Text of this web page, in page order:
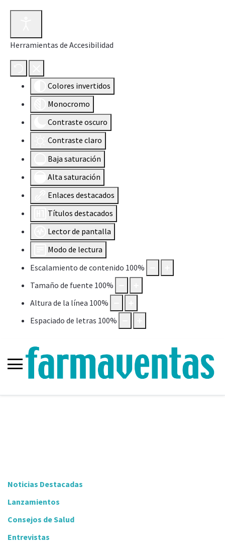
Herramientas de Accesibilidad
Colores invertidos
Monocromo
Contraste oscuro
Contraste claro
Baja saturación
Alta saturación
Enlaces destacados
Títulos destacados
Lector de pantalla
Modo de lectura
Escalamiento de contenido 100%
Tamaño de fuente 100%
Altura de la línea 100%
Espaciado de letras 100%
Noticias Destacadas
Lanzamientos
Consejos de Salud
Entrevistas